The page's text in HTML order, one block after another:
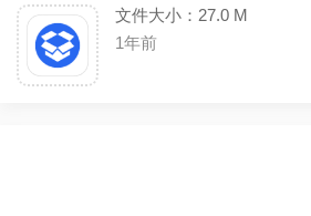
文件大小：27.0 M
1年前